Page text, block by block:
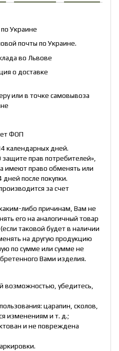
Украине
почты по Украине.
во Львове
о доставке
или в точке самовывоза
ФОП
календарных дней.
защите прав потребителей»,
имеют право обменять или
после покупки.
за счет
либо причинам, Вам не
его на аналогичный товар
таковой будет в наличии
на другую продукцию
по сумме или сумме не
Вами изделия.
возможностью, убедитесь,
царапин, сколов,
изменениям и т. д.;
и не повреждена